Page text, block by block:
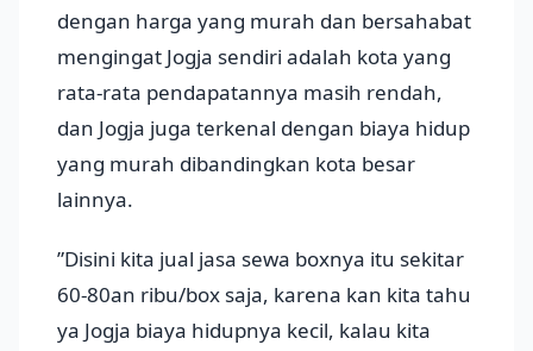
dengan harga yang murah dan bersahabat
mengingat Jogja sendiri adalah kota yang
rata-rata pendapatannya masih rendah,
dan Jogja juga terkenal dengan biaya hidup
yang murah dibandingkan kota besar
lainnya.
”Disini kita jual jasa sewa boxnya itu sekitar
60-80an ribu/box saja, karena kan kita tahu
ya Jogja biaya hidupnya kecil, kalau kita